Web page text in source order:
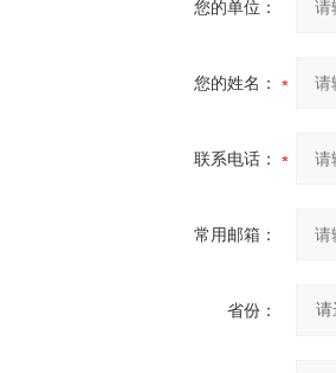
您的单位：
您的姓名：
联系电话：
常用邮箱：
省份：